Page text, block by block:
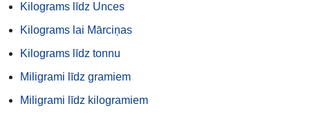
Kilograms līdz Unces
Kilograms lai Mārciņas
Kilograms līdz tonnu
Miligrami līdz gramiem
Miligrami līdz kilogramiem